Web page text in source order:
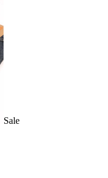
Sale